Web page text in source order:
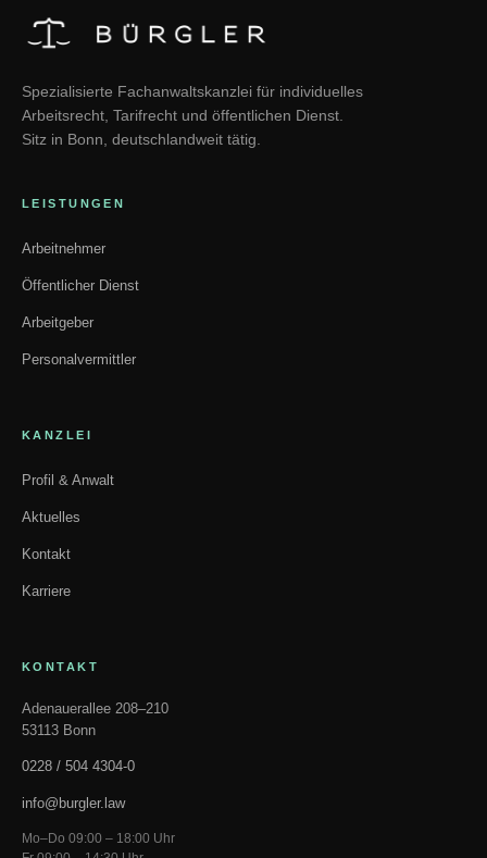
Spezialisierte Fachanwaltskanzlei für individuelles
Arbeitsrecht, Tarifrecht und öffentlichen Dienst.
Sitz in Bonn, deutschlandweit tätig.
LEISTUNGEN
Arbeitnehmer
Öffentlicher Dienst
Arbeitgeber
Personalvermittler
KANZLEI
Profil & Anwalt
Aktuelles
Kontakt
Karriere
KONTAKT
Adenauerallee 208–210
53113 Bonn
0228 / 504 4304-0
info@burgler.law
Mo–Do 09:00 – 18:00 Uhr